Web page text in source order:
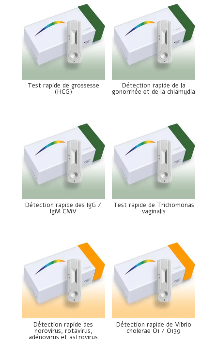
Test rapide de grossesse
(HCG)
Détection rapide de la
gonorrhée et de la chlamydia
Détection rapide des IgG /
IgM CMV
Test rapide de Trichomonas
vaginalis
Détection rapide des
norovirus, rotavirus,
adénovirus et astrovirus
Détection rapide de Vibrio
cholerae O1 / O139